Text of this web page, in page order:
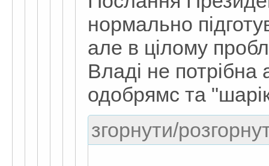
нормально
але в цілому
Владі не потрібна
одобрямс та
згорнути/